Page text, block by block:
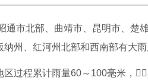
通市北部、曲靖市、昆明市、楚
纳州、红河州北部和西南部有大
区过程累计雨量60～100毫米，